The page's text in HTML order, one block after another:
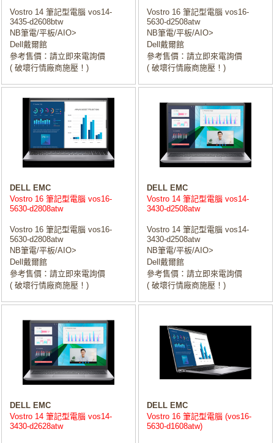
Vostro 14 筆記型電腦 vos14-
3435-d2608btw
NB筆電/平板/AIO>
Dell戴爾館
參考售價：請立即來電詢價
( 破壞行情廠商施壓！)
Vostro 16 筆記型電腦 vos16-
5630-d2508atw
NB筆電/平板/AIO>
Dell戴爾館
參考售價：請立即來電詢價
( 破壞行情廠商施壓！)
DELL EMC
Vostro 16 筆記型電腦 vos16-
5630-d2808atw
Vostro 16 筆記型電腦 vos16-
5630-d2808atw
NB筆電/平板/AIO>
Dell戴爾館
參考售價：請立即來電詢價
( 破壞行情廠商施壓！)
DELL EMC
Vostro 14 筆記型電腦 vos14-
3430-d2508atw
Vostro 14 筆記型電腦 vos14-
3430-d2508atw
NB筆電/平板/AIO>
Dell戴爾館
參考售價：請立即來電詢價
( 破壞行情廠商施壓！)
DELL EMC
Vostro 14 筆記型電腦 vos14-
3430-d2628atw
DELL EMC
Vostro 16 筆記型電腦 (vos16-
5630-d1608atw)